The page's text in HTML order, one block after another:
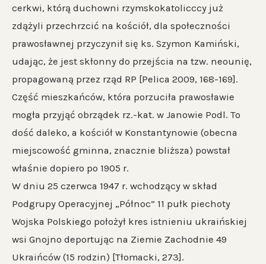
cerkwi, którą duchowni rzymskokatolicccy już
zdążyli przechrzcić na kościół, dla społeczności
prawosławnej przyczynił się ks. Szymon Kamiński,
udając, że jest skłonny do przejścia na tzw. neounię,
propagowaną przez rząd RP [Pelica 2009, 168-169].
Część mieszkańców, która porzuciła prawosławie
mogła przyjąć obrządek rz.-kat. w Janowie Podl. To
dość daleko, a kościół w Konstantynowie (obecna
miejscowość gminna, znacznie bliższa) powstał
właśnie dopiero po 1905 r.
W dniu 25 czerwca 1947 r. wchodzący w skład
Podgrupy Operacyjnej „Północ” 11 pułk piechoty
Wojska Polskiego położył kres istnieniu ukraińskiej
wsi Gnojno deportując na Ziemie Zachodnie 49
Ukraińców (15 rodzin) [Tłomacki, 273].